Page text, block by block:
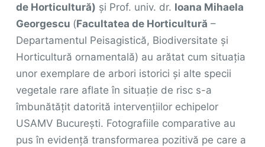
de Horticultură) și Prof. univ. dr. Ioana Mihaela
Georgescu (Facultatea de Horticultură –
Departamentul Peisagistică, Biodiversitate și
Horticultură ornamentală) au arătat cum situația
unor exemplare de arbori istorici și alte specii
vegetale rare aflate în situație de risc s-a
îmbunătățit datorită intervențiilor echipelor
USAMV București. Fotografiile comparative au
pus în evidență transformarea pozitivă pe care a